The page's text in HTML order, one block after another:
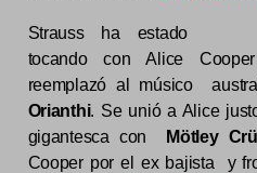
Strauss ha estado
tocando con Alice
reemplazó al músico
Orianthi. Se unió a Alice
gigantesca con
Mötley
Cooper por el ex bajista y